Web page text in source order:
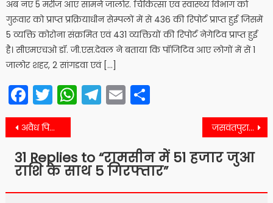
अब नए 5 मरीज आए सामने जालोर. चिकित्सा एवं स्वास्थ्य विभाग को
गुरूवार को प्राप्त प्रक्रियाधीन सेम्पलों में से 436 की रिपोर्ट प्राप्त हुई जिसमें
5 व्यक्ति कोरोना संक्रमित एवं 431 व्यक्तियों की रिपोर्ट नेगेटिव प्राप्त हुई
है। सीएमएचओ डॉ. जी.एस.देवल ने बताया कि पॉजिटिव आए लोगों में सें 1
जालोर शहर, 2 सांगडवा एवं […]
Facebook
Twitter
WhatsApp
Telegram
Email
Post
navigation
अवैध पिस्टल सहित 1 गिरफ्तार, आरोपी रिमांड पर जसवंतपुरा में अवैध शराब बरामद, आरोपी गिरफ्तार
31 Replies to “रामसीन में 51 हजार जुआ
राशि के साथ 5 गिरफ्तार”